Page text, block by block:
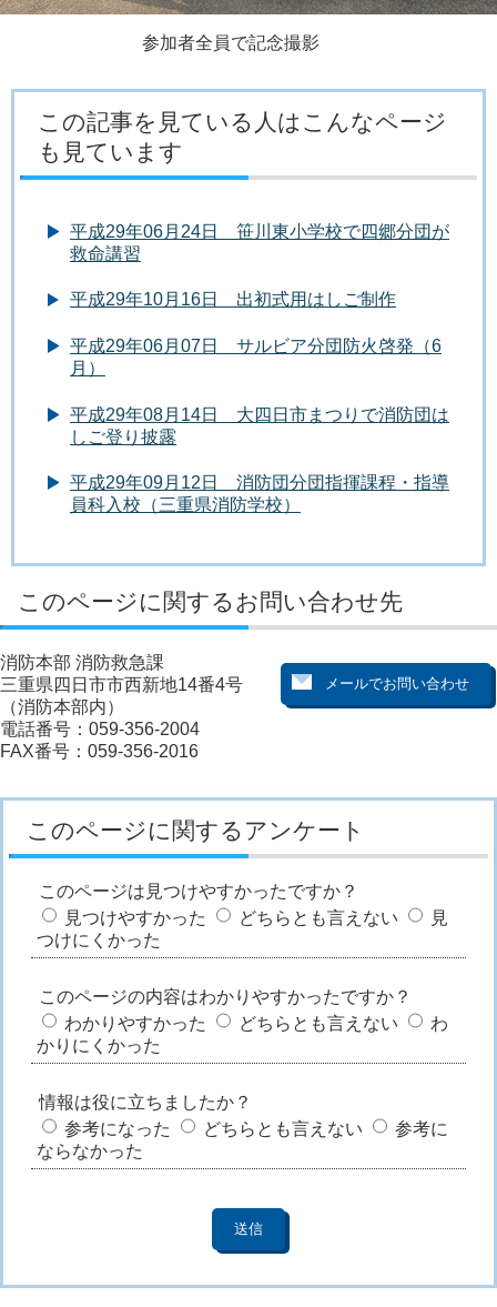
参加者全員で記念撮影
この記事を見ている人はこんなページ
も見ています
平成29年06月24日 笹川東小学校で四郷分団が
救命講習
平成29年10月16日 出初式用はしご制作
平成29年06月07日 サルビア分団防火啓発（6
月）
平成29年08月14日 大四日市まつりで消防団は
しご登り披露
平成29年09月12日 消防団分団指揮課程・指導
員科入校（三重県消防学校）
このページに関するお問い合わせ先
消防本部 消防救急課
三重県四日市市西新地14番4号
（消防本部内）
電話番号：059-356-2004
FAX番号：059-356-2016
このページに関するアンケート
このページは見つけやすかったですか？
見つけやすかった
どちらとも言えない
見
つけにくかった
このページの内容はわかりやすかったですか？
わかりやすかった
どちらとも言えない
わ
かりにくかった
情報は役に立ちましたか？
参考になった
どちらとも言えない
参考に
ならなかった